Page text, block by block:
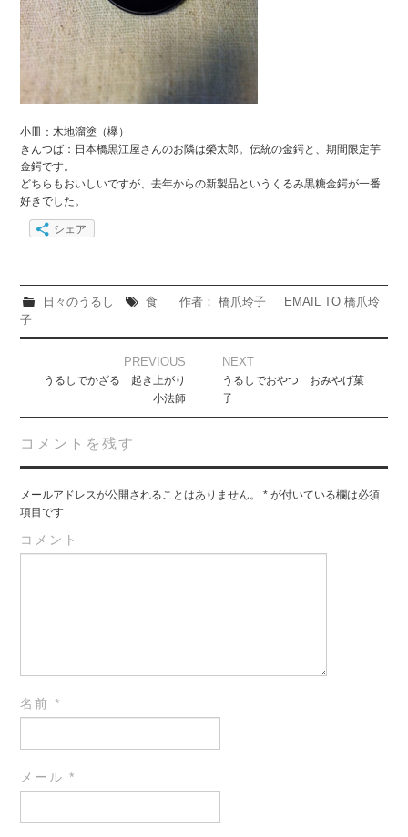
小皿：木地溜塗（欅）
きんつば：日本橋黒江屋さんのお隣は榮太郎。伝統の金鍔と、期間限定芋
金鍔です。
どちらもおいしいですが、去年からの新製品というくるみ黒糖金鍔が一番
好きでした。
シェア
日々のうるし 食 作者： 橋爪玲子
EMAIL TO 橋爪玲
子
navigation
PREVIOUS
うるしでかざる 起き上がり
小法師
NEXT
うるしでおやつ おみやげ菓
子
コメントを残す
メールアドレスが公開されることはありません。 * が付いている欄は必須
項目です
コメント
名前*
メール*